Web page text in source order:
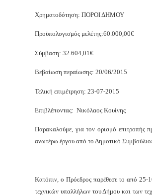
Χρηματοδότηση: ΠΟΡΟΙ ΔΗΜΟΥ
Προϋπολογισμός μελέτης:60.000,00€
Σύμβαση: 32.604,01€
Βεβαίωση περαίωσης: 20/06/2015
Τελική επιμέτρηση: 23-07-2015
Επιβλέποντας: Νικόλαος Κουίνης
Παρακαλούμε, για τον ορισμό επιτροπής
ανωτέρω έργου από το Δημοτικό
Κατόπιν, ο Πρόεδρος παρέθεσε το από
τεχνικών υπαλλήλων του Δήμου και των